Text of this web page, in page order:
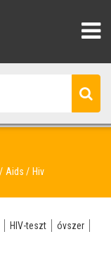
Aids Hiv
HIV-teszt
óvszer